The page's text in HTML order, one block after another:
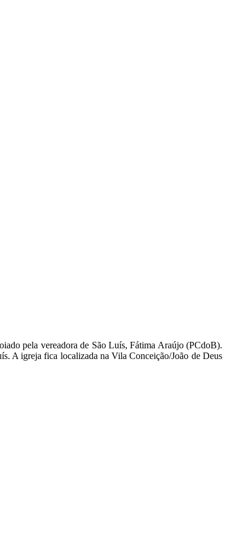
pela vereadora de São Luís, Fátima Araújo (PCdoB).
A igreja fica localizada na Vila Conceição/João de Deus